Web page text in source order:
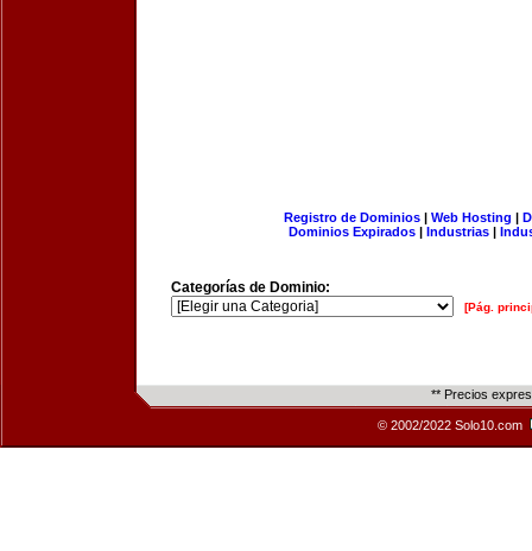
Registro de Dominios| Web Hosting |
Dominios Expirados | Industrias |
Categorías de Dominio:
[Pág.
** Precios
© 2002/2022 Solo10.com